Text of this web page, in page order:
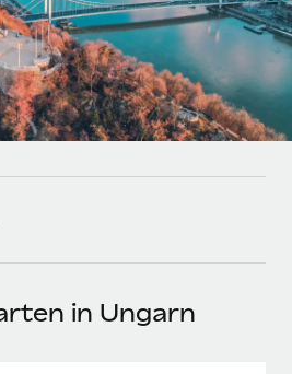
der HR in bestehende Abläufe
für dein Team
HR-Lösungen, um Teams zu
und Großunternehmen
von Global-HR-Funktionen in deine
in Ungarn